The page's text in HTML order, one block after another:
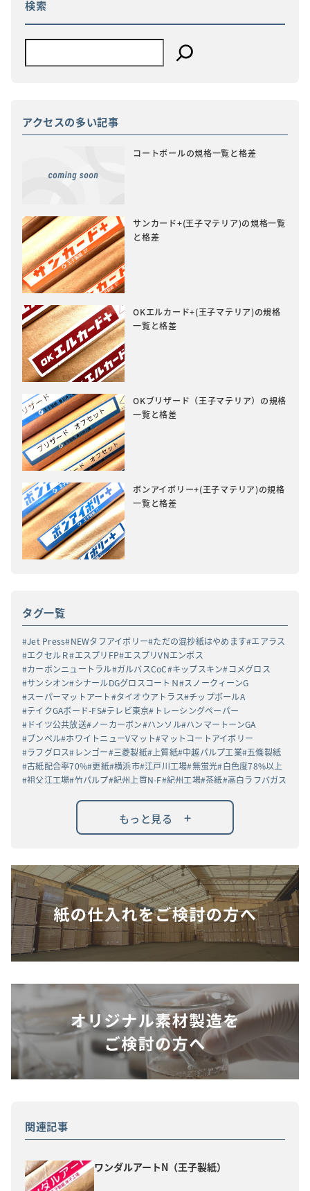
検索
アクセスの多い記事
コートボールの規格一覧と格差
サンカード+(王子マテリア)の規格一覧
と格差
OKエルカード+(王子マテリア)の規格
一覧と格差
OKブリザード（王子マテリア）の規格
一覧と格差
ボンアイボリー+(王子マテリア)の規格
一覧と格差
タグ一覧
Jet Press NEWタフアイボリー ただの混抄紙はやめます エアラス
エクセルＲ エスプリFP エスプリVNエンボス
カーボンニュートラル ガルバスCoC キップスキン コメグロス
サンシオン シナールDGグロスコートＮ
スノークィーンG
スーパーマットアート タイオウアトラス チップボールA
テイクGAボード-FS テレビ東京
トレーシングペーパー
ドイツ公共放送 ノーカーボン ハンソル ハンマートーンGA
ブンペル ホワイトニューVマット マットコートアイボリー
ラフグロス レンゴー 三菱製紙 上質紙 中越パルプ工業 五條製紙
古紙配合率70% 更紙 横浜市 江戸川工場 無蛍光 白色度78%以上
祖父江工場 竹パルプ 紀州上質N-F 紀州工場 茶紙 高白ラフバガス
もっと見る +
関連記事
ワンダルアートN（王子製紙）